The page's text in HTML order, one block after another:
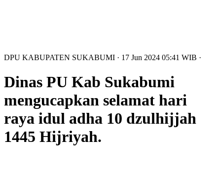
DPU KABUPATEN SUKABUMI · 17 Jun 2024 05:41 WIB ·
Dinas PU Kab Sukabumi
mengucapkan selamat hari
raya idul adha 10 dzulhijjah
1445 Hijriyah.